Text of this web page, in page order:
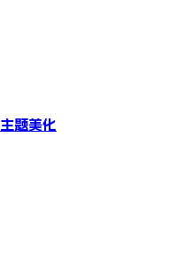
主题美化